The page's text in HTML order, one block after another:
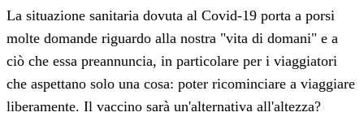
La situazione sanitaria dovuta al Covid-19 porta a porsi
molte domande riguardo alla nostra "vita di domani" e a
ciò che essa preannuncia, in particolare per i viaggiatori
che aspettano solo una cosa: poter ricominciare a viaggiare
liberamente. Il vaccino sarà un'alternativa all'altezza?